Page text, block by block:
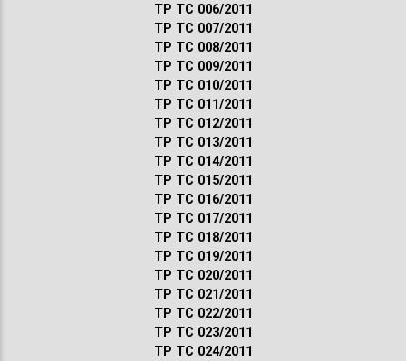
ТР ТС 006/2011
ТР ТС 007/2011
ТР ТС 008/2011
ТР ТС 009/2011
ТР ТС 010/2011
ТР ТС 011/2011
ТР ТС 012/2011
ТР ТС 013/2011
ТР ТС 014/2011
ТР ТС 015/2011
ТР ТС 016/2011
ТР ТС 017/2011
ТР ТС 018/2011
ТР ТС 019/2011
ТР ТС 020/2011
ТР ТС 021/2011
ТР ТС 022/2011
ТР ТС 023/2011
ТР ТС 024/2011